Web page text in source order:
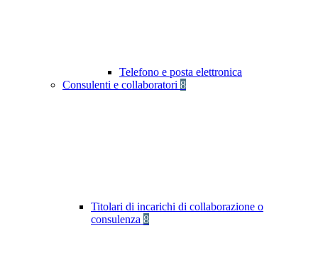
Telefono e posta elettronica
Consulenti e collaboratori 8
Titolari di incarichi di collaborazione o
consulenza 8